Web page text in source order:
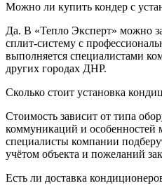
Можно ли купить кондер с
Да. В «Тепло Эксперт» можно
сплит-систему с
выполняется специалистами
других городах ДНР.
Сколько стоит установка
Стоимость зависит от типа
коммуникаций и особенностей
специалисты компании
учётом объекта и пожеланий
Есть ли доставка